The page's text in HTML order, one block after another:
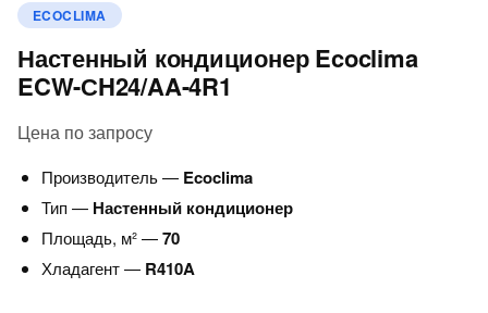
ECOCLIMA
Настенный кондиционер Ecoclima
ECW-СH24/AA-4R1
Цена по запросу
Производитель — Ecoclima
Тип — Настенный кондиционер
Площадь, м² —70
Хладагент — R410A